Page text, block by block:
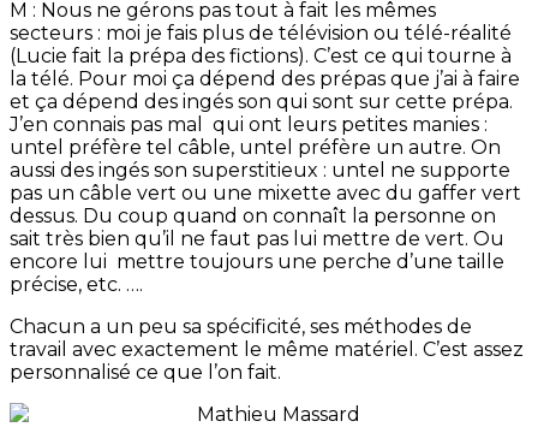
M : Nous ne gérons pas tout à fait les mêmes
secteurs : moi je fais plus de télévision ou télé-réalité
(Lucie fait la prépa des fictions). C’est ce qui tourne à
la télé. Pour moi ça dépend des prépas que j’ai à faire
et ça dépend des ingés son qui sont sur cette prépa.
J’en connais pas mal qui ont leurs petites manies :
untel préfère tel câble, untel préfère un autre. On
aussi des ingés son superstitieux : untel ne supporte
pas un câble vert ou une mixette avec du gaffer vert
dessus. Du coup quand on connaît la personne on
sait très bien qu’il ne faut pas lui mettre de vert. Ou
encore lui mettre toujours une perche d’une taille
précise, etc. ….
Chacun a un peu sa spécificité, ses méthodes de
travail avec exactement le même matériel. C’est assez
personnalisé ce que l’on fait.